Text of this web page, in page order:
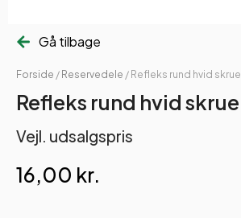
Gå tilbage
Forside / Reservedele / Refleks rund hvid skrue
Refleks rund hvid skrue
Vejl. udsalgspris
16,00 kr.